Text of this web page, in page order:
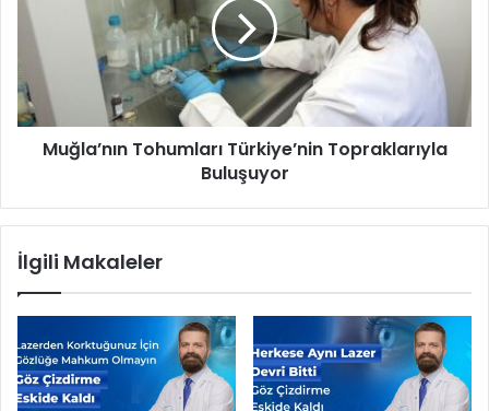
e
s
t
l
İ
G
e
r
n
n
T
ü
r
Muğla’nın Tohumları Türkiye’nin Topraklarıyla
Buluşuyor
İlgili Makaleler